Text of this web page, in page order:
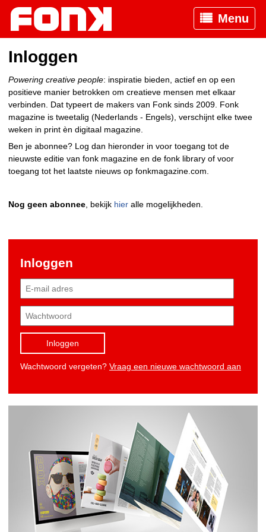
Menu
Inloggen
Powering creative people: inspiratie bieden, actief en op een
positieve manier betrokken om creatieve mensen met elkaar
verbinden. Dat typeert de makers van Fonk sinds 2009. Fonk
magazine is tweetalig (Nederlands - Engels), verschijnt elke twee
weken in print èn digitaal magazine.
Ben je abonnee? Log dan hieronder in voor toegang tot de
nieuwste editie van fonk magazine en de fonk library of voor
toegang tot het laatste nieuws op fonkmagazine.com.
Nog geen abonnee , bekijk hier alle mogelijkheden.
Inloggen
Inloggen
Wachtwoord vergeten? Vraag een nieuwe wachtwoord aan